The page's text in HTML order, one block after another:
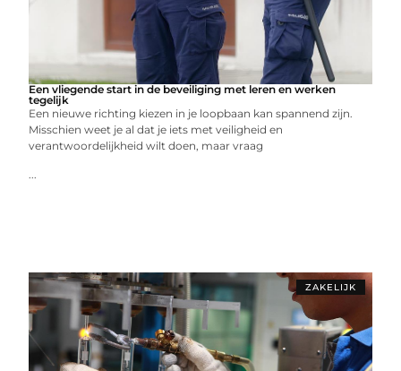
Een vliegende start in de beveiliging met leren en werken
tegelijk
Een nieuwe richting kiezen in je loopbaan kan spannend zijn.
Misschien weet je al dat je iets met veiligheid en
verantwoordelijkheid wilt doen, maar vraag
...
ZAKELIJK